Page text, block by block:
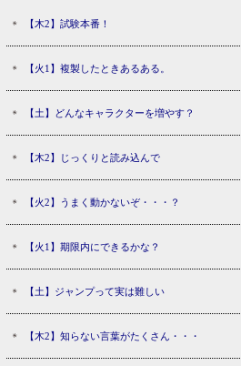
【木2】試験本番！
【火1】複製したときあるある。
【土】どんなキャラクターを増やす？
【木2】じっくりと読み込んで
【火2】うまく動かないぞ・・・？
【火1】期限内にできるかな？
【土】ジャンプって実は難しい
【木2】知らない言葉がたくさん・・・